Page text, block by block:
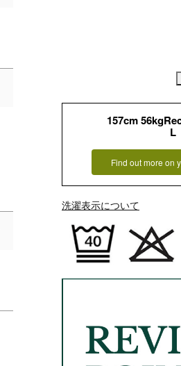
157cm
L
Find out more on
洗濯表示について